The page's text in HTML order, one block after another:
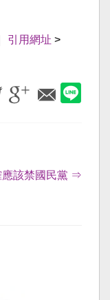
引用網址 >
應該禁國民黨 ⇒